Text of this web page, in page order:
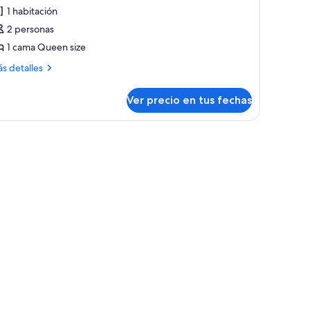
1 habitación
2 personas
1 cama Queen size
detalles
Ver precio en tus fechas
vista al área exterior y un balcón con mesa y sillas.